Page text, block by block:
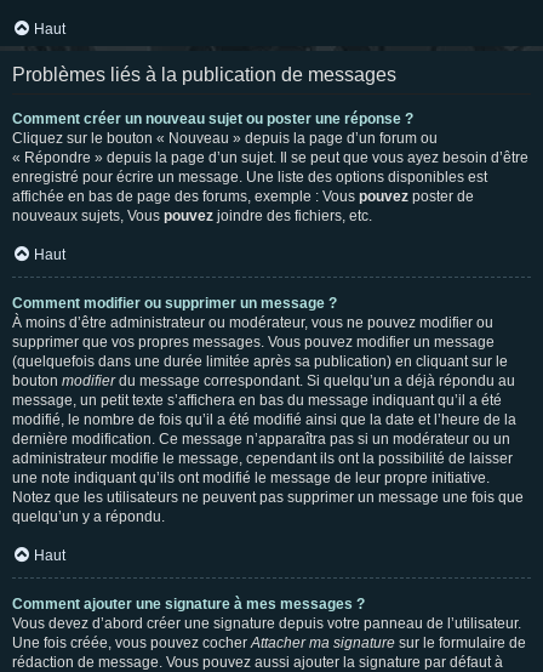
Haut
Problèmes liés à la publication de messages
Comment créer un nouveau sujet ou poster une réponse ?
Cliquez sur le bouton « Nouveau » depuis la page d’un forum ou
« Répondre » depuis la page d’un sujet. Il se peut que vous ayez besoin d’être
enregistré pour écrire un message. Une liste des options disponibles est
affichée en bas de page des forums, exemple : Vous pouvez poster de
nouveaux sujets, Vous pouvez joindre des fichiers, etc.
Haut
Comment modifier ou supprimer un message ?
À moins d’être administrateur ou modérateur, vous ne pouvez modifier ou
supprimer que vos propres messages. Vous pouvez modifier un message
(quelquefois dans une durée limitée après sa publication) en cliquant sur le
bouton modifierdu message correspondant. Si quelqu’un a déjà répondu au
message, un petit texte s’affichera en bas du message indiquant qu’il a été
modifié, le nombre de fois qu’il a été modifié ainsi que la date et l’heure de la
dernière modification. Ce message n’apparaîtra pas si un modérateur ou un
administrateur modifie le message, cependant ils ont la possibilité de laisser
une note indiquant qu’ils ont modifié le message de leur propre initiative.
Notez que les utilisateurs ne peuvent pas supprimer un message une fois que
quelqu’un y a répondu.
Haut
Comment ajouter une signature à mes messages ?
Vous devez d’abord créer une signature depuis votre panneau de l’utilisateur.
Une fois créée, vous pouvez cocherAttacher ma signature sur le formulaire de
rédaction de message. Vous pouvez aussi ajouter la signature par défaut à